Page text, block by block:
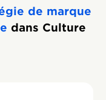
de marque
dans Culture